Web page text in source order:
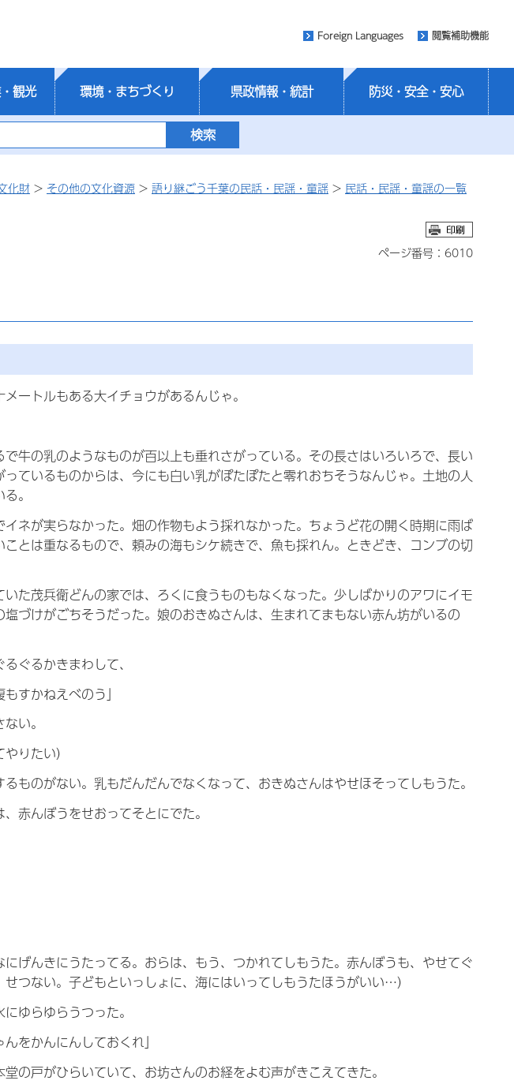
Foreign Languages 閲覧補助機能
観光 環境・まちづくり 県政情報・統計 防災・安全・安心
化財 > その他の文化資源 > 語り継ごう千葉の民話・民謡・童謡 > 民話・民謡・童謡の一覧
ページ番号：6010
ートルもある大イチョウがあるんじゃ。
牛の乳のようなものが百以上も垂れさがっている。その長さはいろいろで、長い
ているものからは、今にも白い乳がぽたぽたと零れおちそうなんじゃ。土地の人
。
ネが実らなかった。畑の作物もよう採れなかった。ちょうど花の開く時期に雨ば
とは重なるもので、頼みの海もシケ続きで、魚も採れん。ときどき、コンブの切
た茂兵衛どんの家では、ろくに食うものもなくなった。少しばかりのアワにイモ
づけがごちそうだった。娘のおきぬさんは、生まれてまもない赤ん坊がいるの
ぐるかきまわして、
すかねえべのう」
い。
りたい）
ものがない。乳もだんだんでなくなって、おきぬさんはやせほそってしもうた。
赤んぼうをせおってそとにでた。
にげんきにうたってる。おらは、もう、つかれてしもうた。赤んぼうも、やせてぐ
つない。子どもといっしょに、海にはいってしもうたほうがいい…）
ゆらゆらうつった。
をかんにんしておくれ」
の戸がひらいていて、お坊さんのお経をよむ声がきこえてきた。